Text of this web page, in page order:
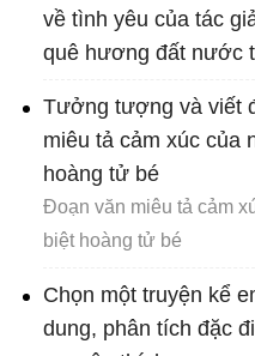
về tình yêu của tác
quê hương đất nước
Tưởng tượng và viết
miêu tả cảm xúc của
hoàng tử bé
Đoạn văn miêu tả cảm
biệt hoàng tử bé
Chọn một truyện kể
dung, phân tích đặc